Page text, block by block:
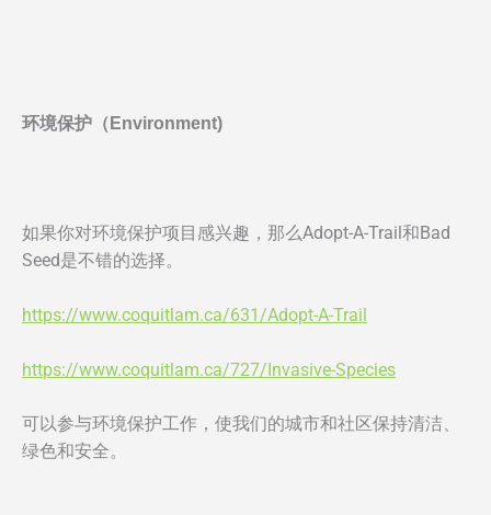
环境保护（Environment)
如果你对环境保护项目感兴趣，那么Adopt-A-Trail和Bad
Seed是不错的选择。
https://www.coquitlam.ca/631/Adopt-A-Trail
https://www.coquitlam.ca/727/Invasive-Species
可以参与环境保护工作，使我们的城市和社区保持清洁、
绿色和安全。